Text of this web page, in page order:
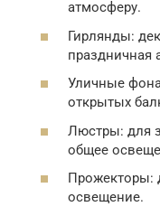
атмосферу.
Гирлянды:
праздничная
Уличные
открытых
Люстры: для
общее
Прожекторы:
освещение.